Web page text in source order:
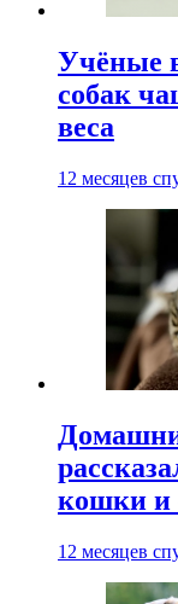
Учёные
собак
веса
12 месяцев
кошки и
12 месяцев